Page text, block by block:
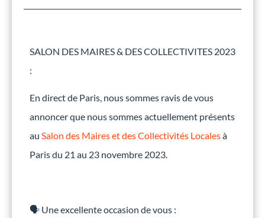
SALON DES MAIRES & DES COLLECTIVITES 2023
:
En direct de Paris, nous sommes ravis de vous
annoncer que nous sommes actuellement présents
au Salon des Maires et des Collectivités Localesà
Paris du 21 au 23 novembre 2023.
🗣 Une excellente occasion de vous :